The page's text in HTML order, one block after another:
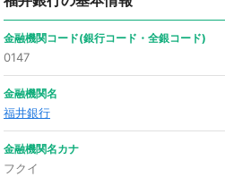
金融機関コード(銀行コード・全銀コード)
0147
金融機関名
福井銀行
金融機関名カナ
フクイ